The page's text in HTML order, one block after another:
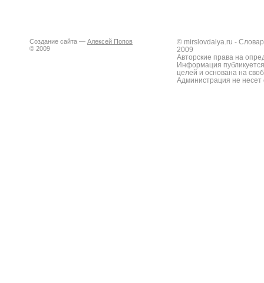
Создание сайта — Алексей Попов
© 2009
© mirslovdalya.ru -
2009
Авторские права на
Информация
целей и основана на
Администрация не несет